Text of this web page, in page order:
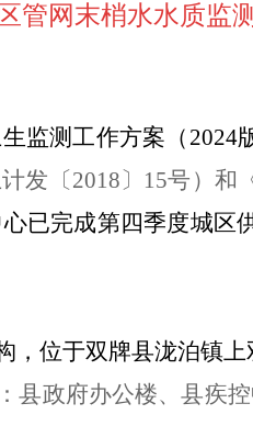
管网末梢水水质监
监测工作方案（ 2024
发〔2018〕15号）和
已完成第四季度城区
，位于双牌县泷泊镇上
县政府办公楼、县疾控